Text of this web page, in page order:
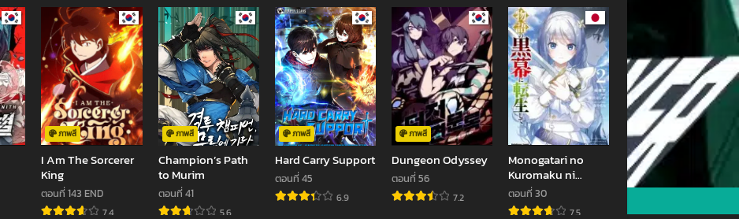
ภาพสี
I Am The Sorcerer
King
ตอนที่ 143 END
7.4
ภาพสี
Champion’s Path
to Murim
ตอนที่ 41
5.6
ภาพสี
Hard Carry Support
ตอนที่ 45
6.9
ภาพสี
Dungeon Odyssey
ตอนที่ 56
7.2
Monogatari no
Kuromaku ni
Tensei shite
ตอนที่ 30
7.5
jav มังงะ คลิปหลุด